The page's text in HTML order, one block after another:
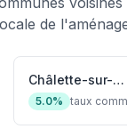
de
Châlette-sur-Loing
5.0% taux